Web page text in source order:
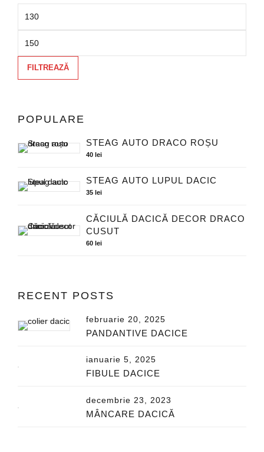
FILTREAZĂ
POPULARE
STEAG AUTO DRACO ROȘU
40lei
STEAG AUTO LUPUL DACIC
35lei
CĂCIULĂ DACICĂ DECOR DRACO
CUSUT
60lei
RECENT POSTS
februarie 20, 2025
PANDANTIVE DACICE
ianuarie 5, 2025
FIBULE DACICE
decembrie 23, 2023
MÂNCARE DACICĂ